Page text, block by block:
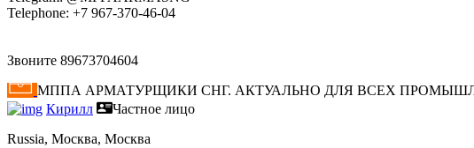
Telephone: +7 967-370-46-04
Звоните 89673704604
МППА АРМАТУРЩИКИ СНГ. АКТУАЛЬНО ДЛЯ ВСЕХ
Кирилл
Частное лицо
Russia, Москва, Москва